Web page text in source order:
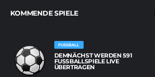
KOMMENDE SPIELE
FUSSBALL
DEMNÄCHST WERDEN 591
FUSSBALLSPIELE LIVE Ü
BERTRAGEN